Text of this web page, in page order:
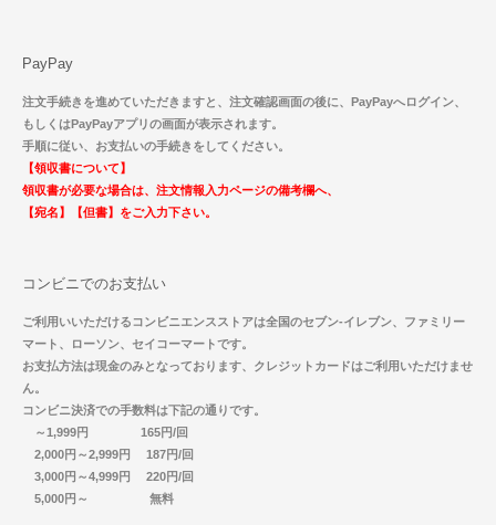
PayPay
注文手続きを進めていただきますと、注文確認画面の後に、PayPayへログイン、
もしくはPayPayアプリの画面が表示されます。
手順に従い、お支払いの手続きをしてください。
【領収書について】
領収書が必要な場合は、注文情報入力ページの備考欄へ、
【宛名】【但書】をご入力下さい。
コンビニでのお支払い
ご利用いいただけるコンビニエンスストアは全国のセブン-イレブン、ファミリー
マート、ローソン、セイコーマートです。
お支払方法は現金のみとなっております、クレジットカードはご利用いただけませ
ん。
コンビニ決済での手数料は下記の通りです。
～1,999円 165円/回
2,000円～2,999円 187円/回
3,000円～4,999円 220円/回
5,000円～ 無料